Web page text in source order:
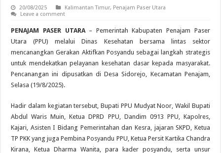
20/08/2025 Kalimantan Timur, Penajam Paser Utara
Leave a comment
PENAJAM PASER UTARA– Pemerintah Kabupaten Penajam Paser
Utara (PPU) melalui Dinas Kesehatan bersama lintas sektor
mencanangkan Gerakan Aktifkan Posyandu sebagai langkah strategis
untuk mendekatkan pelayanan kesehatan dasar kepada masyarakat.
Pencanangan ini dipusatkan di Desa Sidorejo, Kecamatan Penajam,
Selasa (19/8/2025).
Hadir dalam kegiatan tersebut, Bupati PPU Mudyat Noor, Wakil Bupati
Abdul Waris Muin, Ketua DPRD PPU, Dandim 0913 PPU, Kapolres,
Kajari, Asisten I Bidang Pemerintahan dan Kesra, jajaran SKPD, Ketua
TP PKK yang juga Pembina Posyandu PPU, Ketua Persit Kartika Chandra
Kirana, Ketua Dharma Wanita, para kader posyandu, serta unsur